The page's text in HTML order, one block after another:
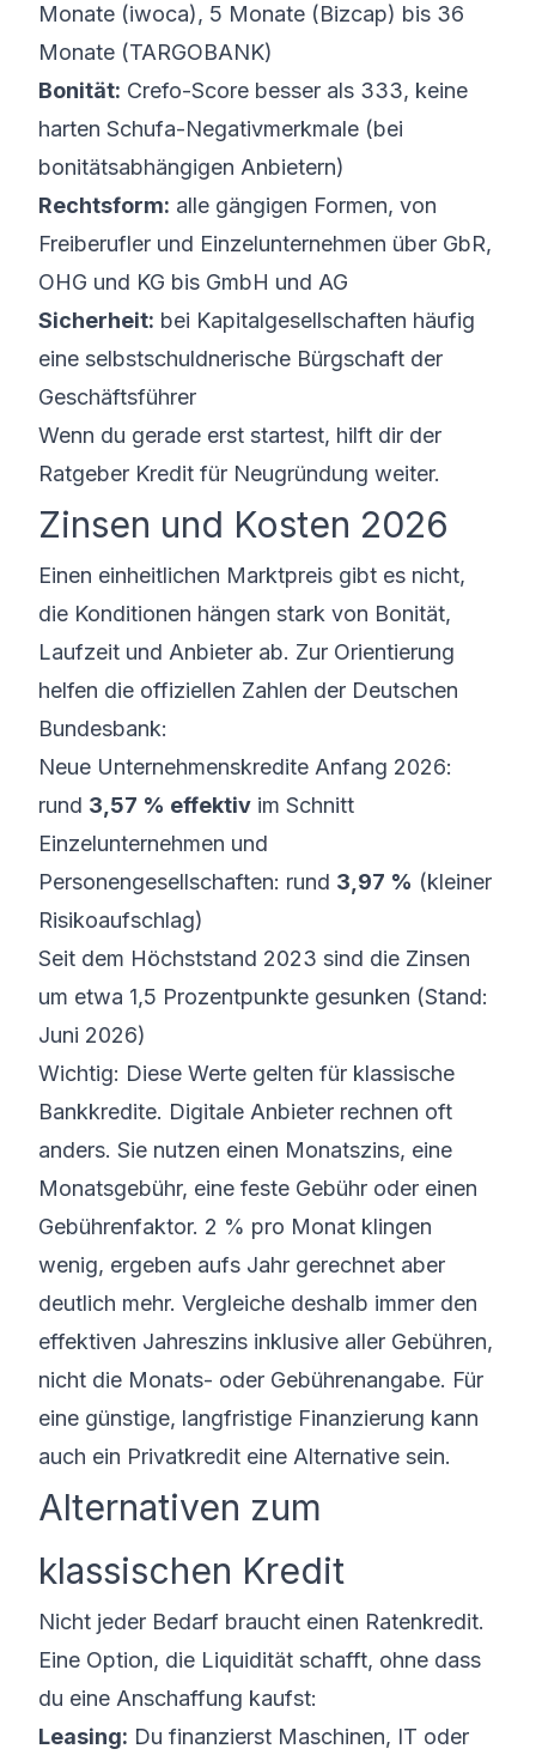
Monate (iwoca), 5 Monate (Bizcap) bis 36
Monate (TARGOBANK)
Bonität: Crefo-Score besser als 333, keine
harten Schufa-Negativmerkmale (bei
bonitätsabhängigen Anbietern)
Rechtsform: alle gängigen Formen, von
Freiberufler und Einzelunternehmen über GbR,
OHG und KG bis GmbH und AG
Sicherheit: bei Kapitalgesellschaften häufig
eine selbstschuldnerische Bürgschaft der
Geschäftsführer
Wenn du gerade erst startest, hilft dir der
Ratgeber Kredit für Neugründung weiter.
Zinsen und Kosten 2026
Einen einheitlichen Marktpreis gibt es nicht,
die Konditionen hängen stark von Bonität,
Laufzeit und Anbieter ab. Zur Orientierung
helfen die offiziellen Zahlen der Deutschen
Bundesbank:
Neue Unternehmenskredite Anfang 2026:
rund 3,57 % effektiv im Schnitt
Einzelunternehmen und
Personengesellschaften: rund 3,97 % (kleiner
Risikoaufschlag)
Seit dem Höchststand 2023 sind die Zinsen
um etwa 1,5 Prozentpunkte gesunken (Stand:
Juni 2026)
Wichtig: Diese Werte gelten für klassische
Bankkredite. Digitale Anbieter rechnen oft
anders. Sie nutzen einen Monatszins, eine
Monatsgebühr, eine feste Gebühr oder einen
Gebührenfaktor. 2 % pro Monat klingen
wenig, ergeben aufs Jahr gerechnet aber
deutlich mehr. Vergleiche deshalb immer den
effektiven Jahreszins inklusive aller Gebühren,
nicht die Monats- oder Gebührenangabe. Für
eine günstige, langfristige Finanzierung kann
auch ein Privatkredit eine Alternative sein.
Alternativen zum
klassischen Kredit
Nicht jeder Bedarf braucht einen Ratenkredit.
Eine Option, die Liquidität schafft, ohne dass
du eine Anschaffung kaufst:
Leasing: Du finanzierst Maschinen, IT oder